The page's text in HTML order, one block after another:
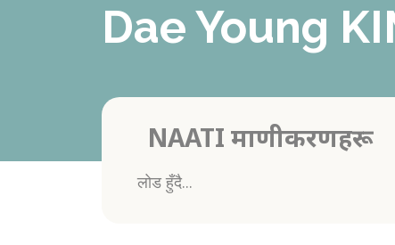
Dae Young
NAATI प्रमाणीकरणहरू
लोड हुँदै...